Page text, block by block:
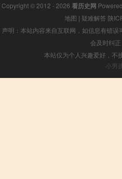
Copyright © 2012 - 2026 看历史网
地图 | 疑难解答 陕
声明：本站内容来自互联网，如信息有错
会及时纠
本站仅为个人兴趣爱好，不
小男